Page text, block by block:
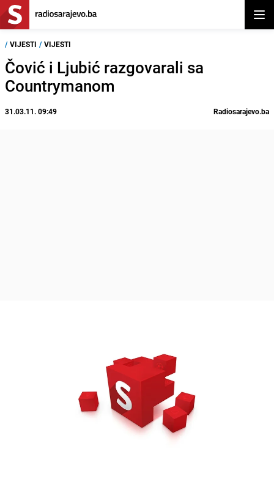
/ VIJESTI / VIJESTI
Čović i Ljubić razgovarali sa
Countrymanom
31.03.11. 09:49 Radiosarajevo.ba